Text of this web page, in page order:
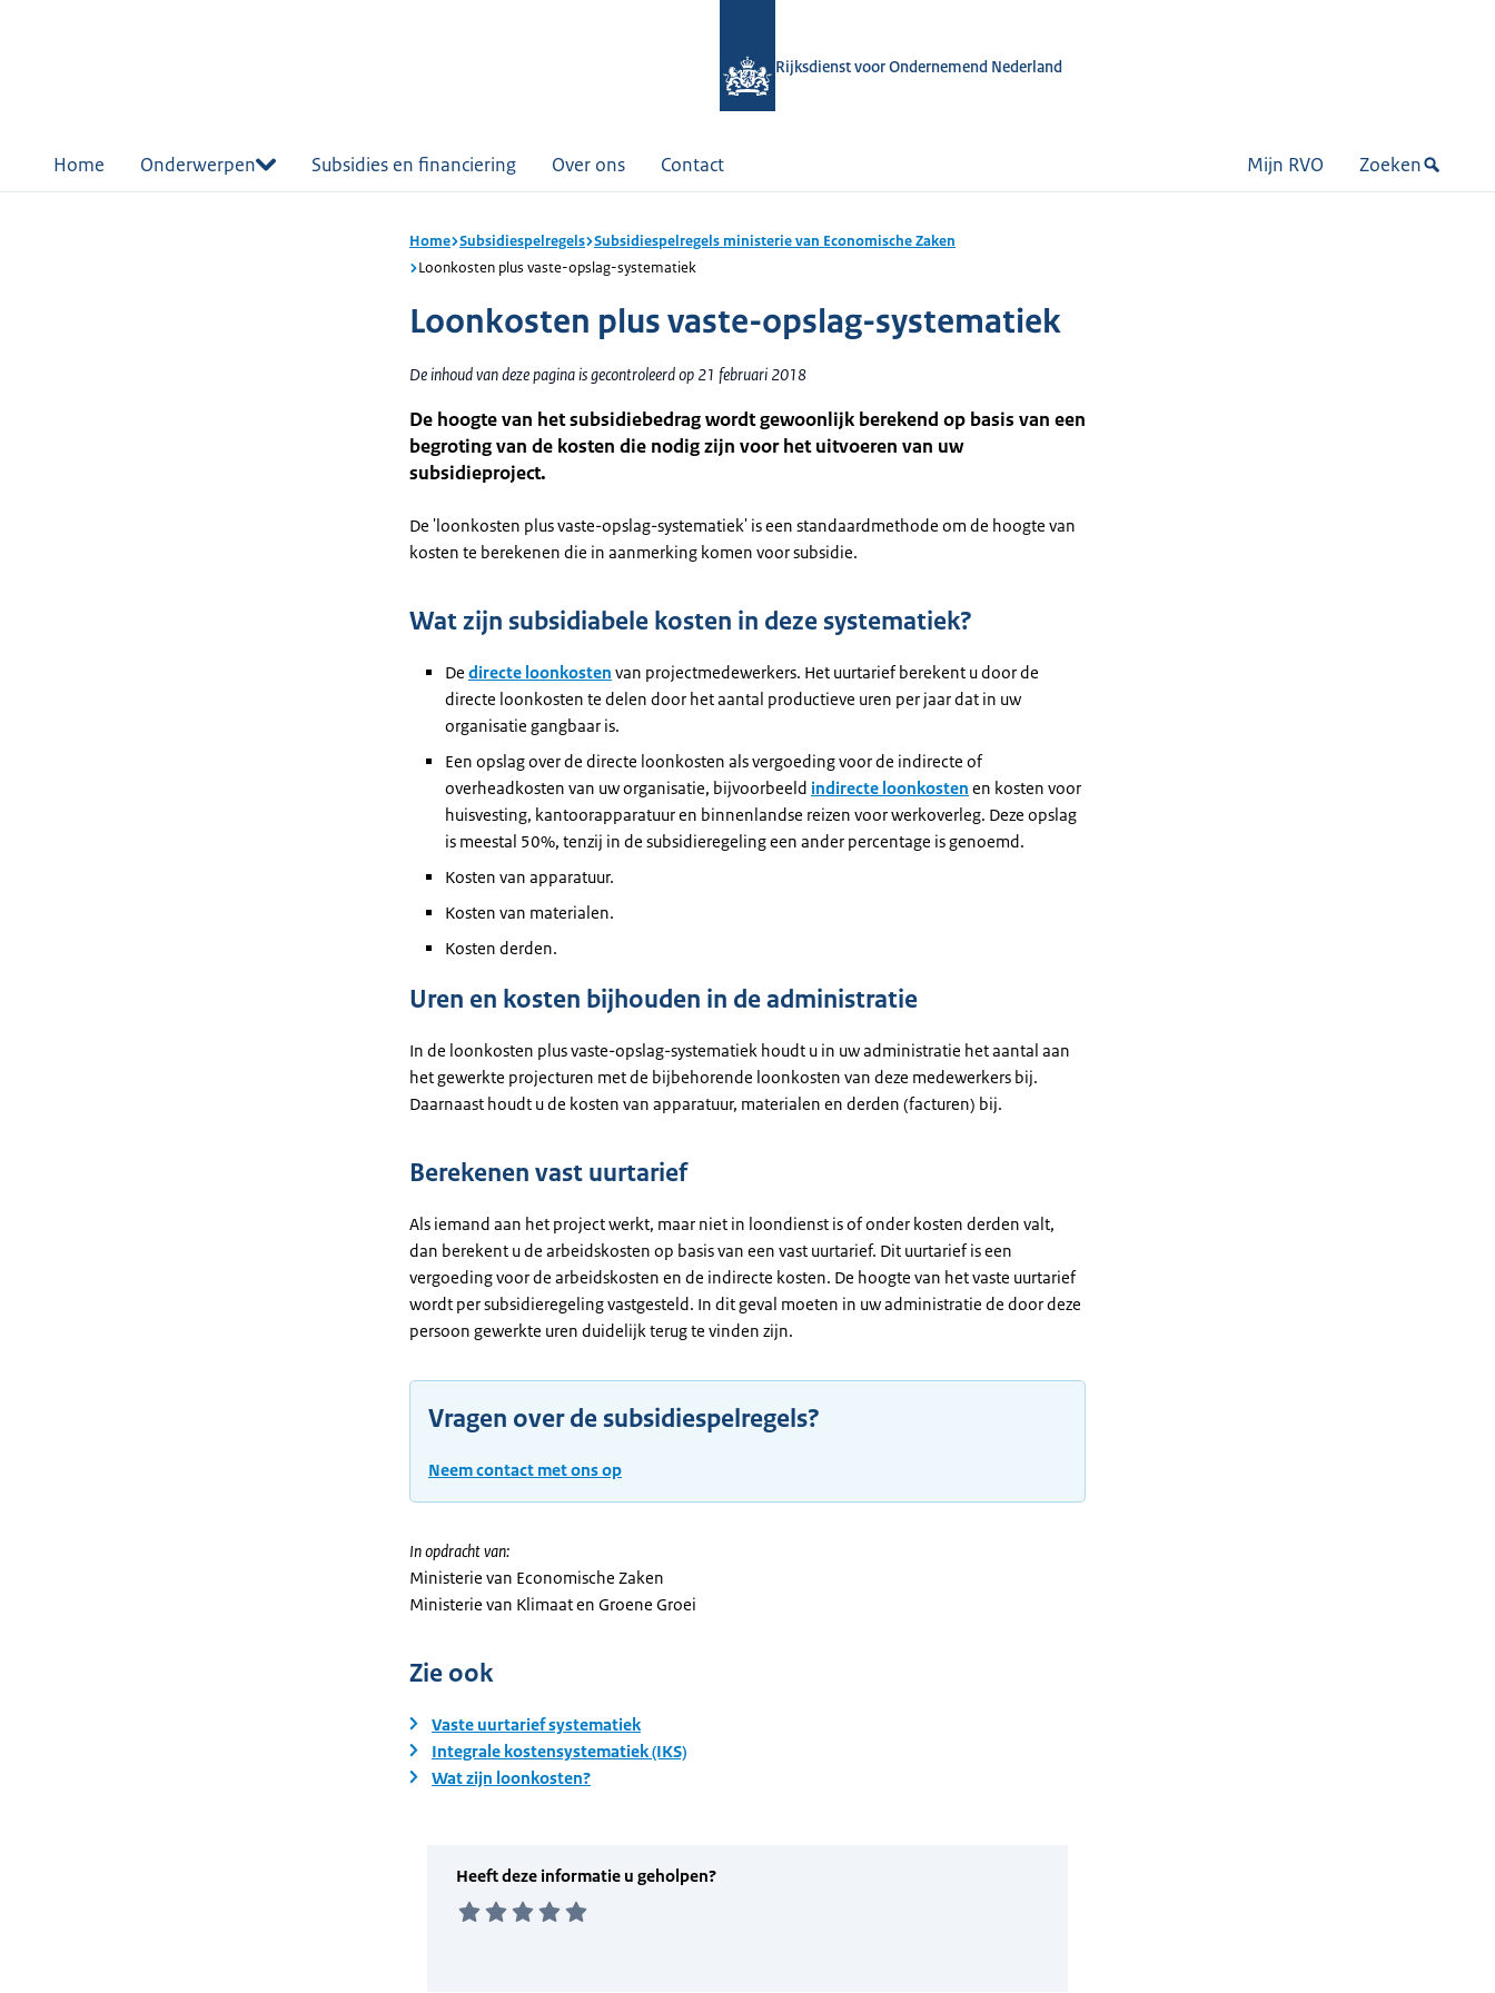
Rijksdienst voor Ondernemend Nederland
Home Onderwerpen Subsidies en financiering Over ons Contact Mijn RVO Zoeken
Home Subsidiespelregels Subsidiespelregels ministerie van Economische Zaken
Loonkosten plus vaste-opslag-systematiek
Loonkosten plus vaste-opslag-systematiek
De inhoud van deze pagina is gecontroleerd op 21 februari 2018
De hoogte van het subsidiebedrag wordt gewoonlijk berekend op basis van een
begroting van de kosten die nodig zijn voor het uitvoeren van uw
subsidieproject.
De 'loonkosten plus vaste-opslag-systematiek' is een standaardmethode om de hoogte van
kosten te berekenen die in aanmerking komen voor subsidie.
Wat zijn subsidiabele kosten in deze systematiek?
De directe loonkosten van projectmedewerkers. Het uurtarief berekent u door de
directe loonkosten te delen door het aantal productieve uren per jaar dat in uw
organisatie gangbaar is.
Een opslag over de directe loonkosten als vergoeding voor de indirecte of
overheadkosten van uw organisatie, bijvoorbeeld indirecte loonkosten en kosten voor
huisvesting, kantoorapparatuur en binnenlandse reizen voor werkoverleg. Deze opslag
is meestal 50%, tenzij in de subsidieregeling een ander percentage is genoemd.
Kosten van apparatuur.
Kosten van materialen.
Kosten derden.
Uren en kosten bijhouden in de administratie
In de loonkosten plus vaste-opslag-systematiek houdt u in uw administratie het aantal aan
het gewerkte projecturen met de bijbehorende loonkosten van deze medewerkers bij.
Daarnaast houdt u de kosten van apparatuur, materialen en derden (facturen) bij.
Berekenen vast uurtarief
Als iemand aan het project werkt, maar niet in loondienst is of onder kosten derden valt,
dan berekent u de arbeidskosten op basis van een vast uurtarief. Dit uurtarief is een
vergoeding voor de arbeidskosten en de indirecte kosten. De hoogte van het vaste uurtarief
wordt per subsidieregeling vastgesteld. In dit geval moeten in uw administratie de door deze
persoon gewerkte uren duidelijk terug te vinden zijn.
Vragen over de subsidiespelregels?
Neem contact met ons op
In opdracht van:
Ministerie van Economische Zaken
Ministerie van Klimaat en Groene Groei
Zie ook
Vaste uurtarief systematiek
Integrale kostensystematiek (IKS)
Wat zijn loonkosten?